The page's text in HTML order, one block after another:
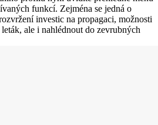
funkcí. Zejména se jedná o
investic na propagaci, možnosti
ale i nahlédnout do zevrubných